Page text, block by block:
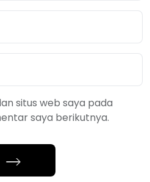
situs web saya pada
saya berikutnya.